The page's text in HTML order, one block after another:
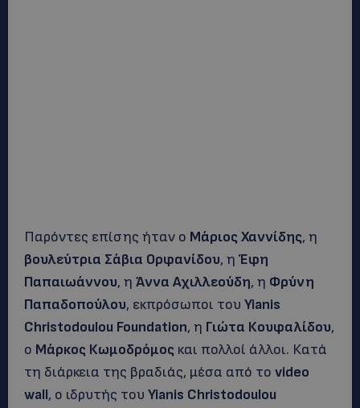
Παρόντες επίσης ήταν ο Μάριος Χαννίδης, η
βουλεύτρια Σάβια Ορφανίδου, η Έφη
Παπαιωάννου, η Άννα Αχιλλεούδη, η Φρύνη
Παπαδοπούλου, εκπρόσωποι του Yianis
Christodoulou Foundation, η Γιώτα Κουφαλίδου,
ο Μάρκος Κωμοδρόμος και πολλοί άλλοι. Κατά
τη διάρκεια της βραδιάς, μέσα από το video
wall, ο ιδρυτής του Yianis Christodoulou